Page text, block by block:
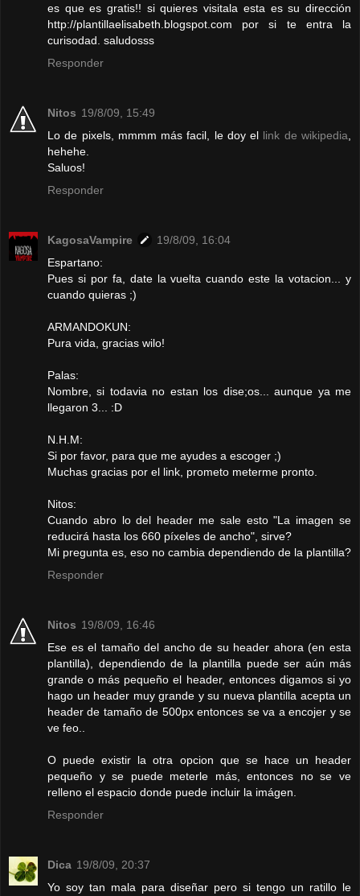
es que es gratis!! si quieres visitala esta es su dirección
http://plantillaelisabeth.blogspot.com por si te entra la
curisodad. saludosss
Responder
Nitos 19/8/09, 15:49
Lo de pixels, mmmm más facil, le doy el link de wikipedia
hehehe.
Saluos!
Responder
KagosaVampire
19/8/09, 16:04
Espartano:
Pues si por fa, date la vuelta cuando este la votacion... y
cuando quieras ;)
ARMANDOKUN:
Pura vida, gracias wilo!
Palas:
Nombre, si todavia no estan los dise;os... aunque ya me
llegaron 3... :D
N.H.M:
Si por favor, para que me ayudes a escoger ;)
Muchas gracias por el link, prometo meterme pronto.
Nitos:
Cuando abro lo del header me sale esto "La imagen se
reducirá hasta los 660 píxeles de ancho", sirve?
Mi pregunta es, eso no cambia dependiendo de la plantilla?
Responder
Nitos 19/8/09, 16:46
Ese es el tamaño del ancho de su header ahora (en esta
plantilla), dependiendo de la plantilla puede ser aún más
grande o más pequeño el header, entonces digamos si yo
hago un header muy grande y su nueva plantilla acepta un
header de tamaño de 500px entonces se va a encojer y se
ve feo..
O puede existir la otra opcion que se hace un header
pequeño y se puede meterle más, entonces no se ve
relleno el espacio donde puede incluir la imágen.
Responder
Dica 19/8/09, 20:37
Yo soy tan mala para diseñar pero si tengo un ratillo le